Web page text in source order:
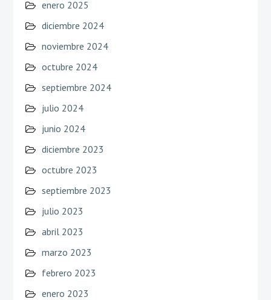
enero 2025
diciembre 2024
noviembre 2024
octubre 2024
septiembre 2024
julio 2024
junio 2024
diciembre 2023
octubre 2023
septiembre 2023
julio 2023
abril 2023
marzo 2023
febrero 2023
enero 2023